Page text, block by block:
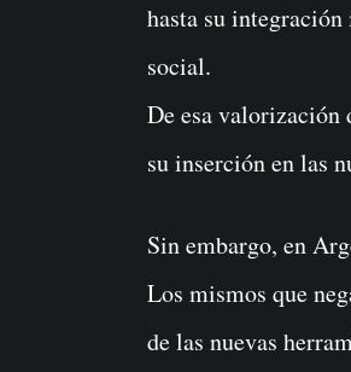
hasta su
social.
De esa valorización
su inserción en las
Sin embargo, en
Los mismos que
de las nuevas